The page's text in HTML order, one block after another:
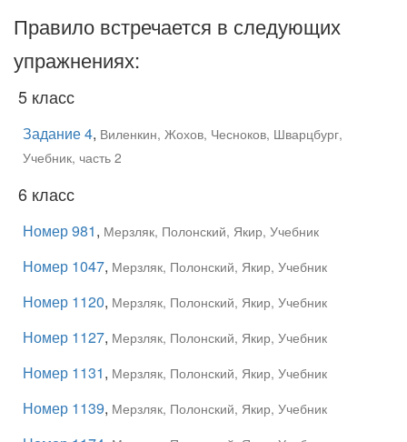
Правило встречается в следующих
упражнениях:
5 класс
Задание 4, Виленкин, Жохов, Чесноков, Шварцбург,
Учебник, часть 2
6 класс
Номер 981, Мерзляк, Полонский, Якир, Учебник
Номер 1047, Мерзляк, Полонский, Якир, Учебник
Номер 1120, Мерзляк, Полонский, Якир, Учебник
Номер 1127, Мерзляк, Полонский, Якир, Учебник
Номер 1131, Мерзляк, Полонский, Якир, Учебник
Номер 1139, Мерзляк, Полонский, Якир, Учебник